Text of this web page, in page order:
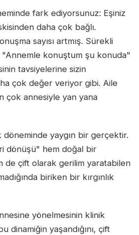
fark ediyorsunuz: Eşiniz
daha çok bağlı.
sayısı artmış. Sürekli
konuştum şu konuda"
tavsiyelerine sizin
çok değer veriyor gibi. Aile
çok annesiyle yan yana
döneminde yaygın bir gerçektir.
dönüşü" hem doğal bir
de çift olarak gerilim yaratabilen
biriken bir kırgınlık
yönelmesinin klinik
dinamiğin yaşandığını, çift